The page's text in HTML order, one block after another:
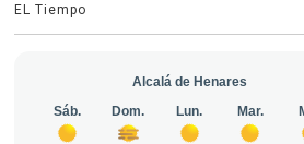
EL Tiempo